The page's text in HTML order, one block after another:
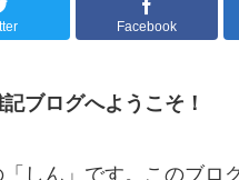
Facebook
記ブログへようこそ！
しん」です。このブロ